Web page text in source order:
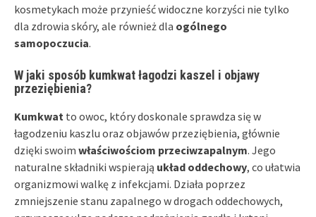
kosmetykach może przynieść widoczne korzyści nie tylko
dla zdrowia skóry, ale również dla ogólnego
samopoczucia.
W jaki sposób kumkwat łagodzi kaszel i objawy
przeziębienia?
Kumkwat to owoc, który doskonale sprawdza się w
łagodzeniu kaszlu oraz objawów przeziębienia, głównie
dzięki swoim właściwościom przeciwzapalnym. Jego
naturalne składniki wspierają układ oddechowy, co ułatwia
organizmowi walkę z infekcjami. Działa poprzez
zmniejszenie stanu zapalnego w drogach oddechowych,